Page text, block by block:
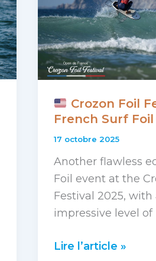
Crozon Foil
French Surf
17 octobre 2025
Another flawless
Foil event at the
Festival 2025,
impressive level
Lire l’article »